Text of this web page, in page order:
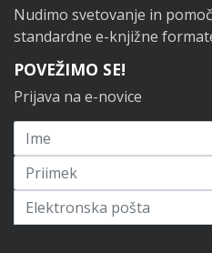
Nudimo svetovanje in
standardne e-knjižne
POVEŽIMO SE!
Prijava na e-novice
Prijavi se na novice